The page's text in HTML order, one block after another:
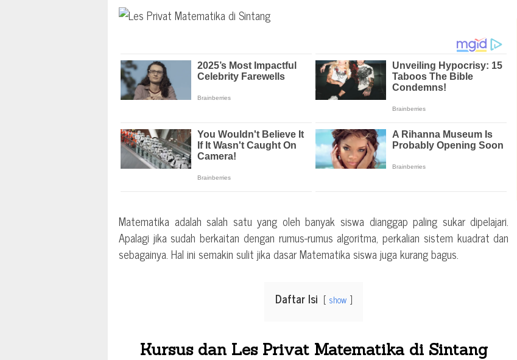
Matematika adalah salah satu yang oleh banyak siswa dianggap paling sukar dipelajari.
Apalagi jika sudah berkaitan dengan rumus-rumus algoritma, perkalian sistem kuadrat dan
sebagainya. Hal ini semakin sulit jika dasar Matematika siswa juga kurang bagus.
Daftar Isi show
Kursus dan Les Privat Matematika di Sintang